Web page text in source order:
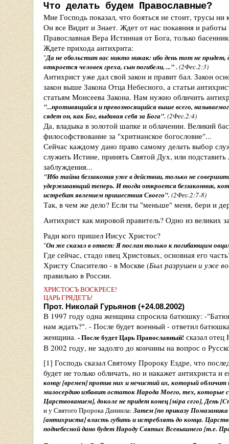
Что делать будем Православные?
Мне Господь показал, что бояться не стоит, трусы
Он все Видит и Знает. Ждет от нас покаяния и
Православная Вера Истинная от Бога, только
Ждете прихода антихрита:
"Да не обольстит вас никто никак: ибо день тот не
откроется человек греха, сын погибели, ..." . (2Фес.2:3)
Антихрист уже дал свой закон и правит бал. Закон
закон выше Закона Отца Небесного, а статьи
статьям Моисеева Закона. Нам нужно обличить
"...противящийся и превозносящийся выше всего,
сядет он, как Бог, выдавая себя за Бога". (2Фес.2:4)
Да, владыка в золотой шапке и облачении. Великий
философствование за "хритианское богословие"...
Сейчас каждому дано право самому делать выбор
служить Истине, принять Святой Дух, или
заблуждения...
"Ибо тайна беззакония уже в действии, только не
удерживающий теперь. И тогда откроется беззаконник,
истребит явлением пришествия Своего". (2Фес.2:7-8)
Так, в чем же дело? Если ты "меньше" меня, бери и
Антихрист как мировой правитель? Одно из великих
Ради кого пришел Иисус Христос?
"Он же сказал в ответ: Я послан только к погибающим
Где сейчас, стадо овец Христовых, основная его
Христу Спасителю - в Москве (Был разрушен и уже
правильно в России.
ХРИСТОСЪ ВОСКРЕСЕ!
ЦАРЬ ГРЯДЕТЪ!
Прот. Николай Гурьянов (+24.08.2002)
В 1997 году одна женщина спросила батюшку: -
нам ждать?". - После будет военный - ответил
женщина. - После будет Царь Православный! сказал отец
В 2002 году, не задолго до кончины на вопрос о
[1] Господь сказал Святому Пророку Ездре, что
будет не только обличать, но и накажет антихриста и
концу [времен] против них и нечистий их, который
милосердию избавит остаток Народа Моего, тех, которые
Царствованием], доколе не придет конец [мiра сего], День
и у Святого Пророка Даниила: Затем [по приказу
[антихриста] власть губить и истреблять до конца.
поднебесной дано будет Народу Святых Всевышнего [т.е.